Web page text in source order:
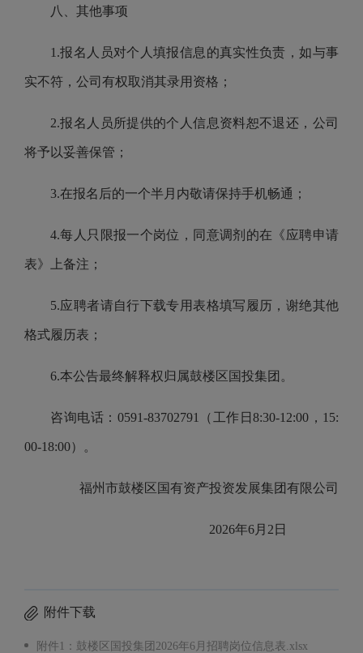
八、其他事项
1.报名人员对个人填报信息的真实性负责，如与事
实不符，公司有权取消其录用资格；
2.报名人员所提供的个人信息资料恕不退还，公司
将予以妥善保管；
3.在报名后的一个半月内敬请保持手机畅通；
4.每人只限报一个岗位，同意调剂的在《应聘申请
表》上备注；
5.应聘者请自行下载专用表格填写履历，谢绝其他
格式履历表；
6.本公告最终解释权归属鼓楼区国投集团。
咨询电话：0591-83702791（工作日8:30-12:00，15:
00-18:00）。
福州市鼓楼区国有资产投资发展集团有限公司
2026年6月2日
附件下载
附件1：鼓楼区国投集团2026年6月招聘岗位信息表.xlsx